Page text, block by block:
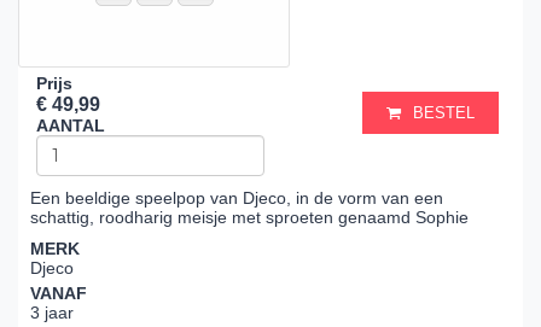
Prijs
€ 49,99
AANTAL
BESTEL
Een beeldige speelpop van Djeco, in de vorm van een
schattig, roodharig meisje met sproeten genaamd Sophie
MERK
Djeco
VANAF
3 jaar